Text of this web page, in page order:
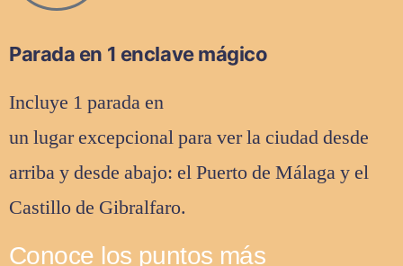
Parada en 1 enclave mágico
Incluye 1 parada en
un lugar excepcional para ver la ciudad desde
arriba y desde abajo: el Puerto de Málaga y el
Castillo de Gibralfaro.
Conoce los puntos más